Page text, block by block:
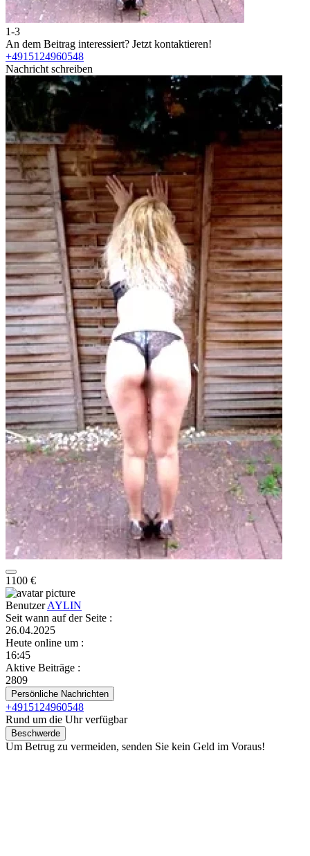
1-3
An dem Beitrag interessiert? Jetzt kontaktieren!
+4915124960548
Nachricht schreiben
1100 €
BenutzerAYLIN
Seit wann auf der Seite :
26.04.2025
Heute online um :
16:45
Aktive Beiträge :
2809
Persönliche Nachrichten
+4915124960548
Rund um die Uhr verfügbar
Beschwerde
Um Betrug zu vermeiden, senden Sie kein Geld im Voraus!